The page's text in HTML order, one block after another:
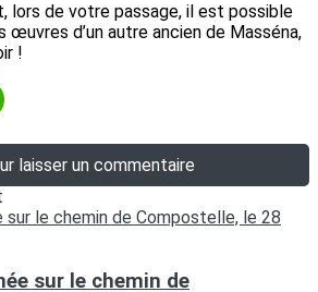
lors de votre passage, il est possible
œuvres d’un autre ancien de Masséna,
!
laisser un commentaire
sur le chemin de